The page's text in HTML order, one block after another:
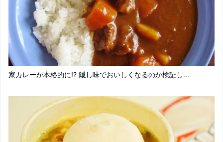
家カレーが本格的に!? 隠し味でおいしくなるのか検証し...